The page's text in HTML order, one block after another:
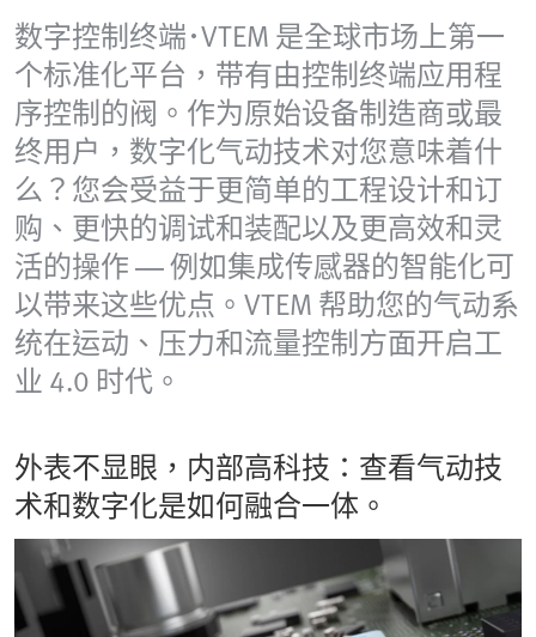
数字控制终端･VTEM 是全球市场上第一
个标准化平台，带有由控制终端应用程
序控制的阀。作为原始设备制造商或最
终用户，数字化气动技术对您意味着什
么？您会受益于更简单的工程设计和订
购、更快的调试和装配以及更高效和灵
活的操作 — 例如集成传感器的智能化可
以带来这些优点。VTEM 帮助您的气动系
统在运动、压力和流量控制方面开启工
业 4.0 时代。
外表不显眼，内部高科技：查看气动技
术和数字化是如何融合一体。